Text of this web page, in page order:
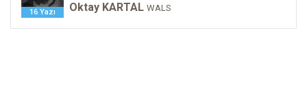
16 Yazı Oktay KARTAL WALS